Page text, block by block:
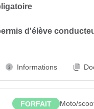
d'élève
Informations
FORFAIT Moto/